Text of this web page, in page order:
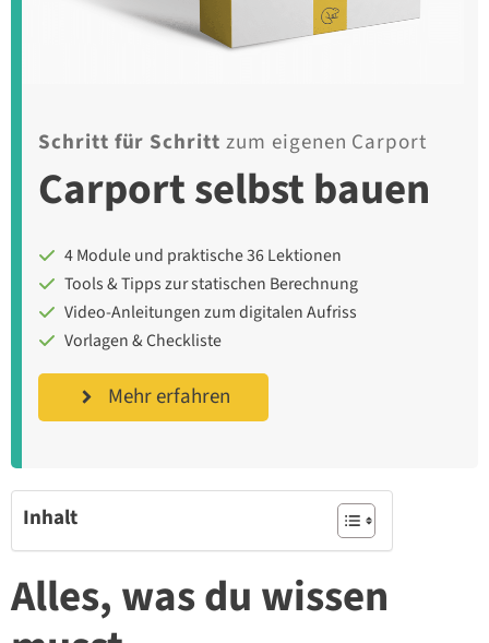
Schritt für Schritt zum eigenen Carport
Carport selbst bauen
4 Module und praktische 36 Lektionen
Tools & Tipps zur statischen Berechnung
Video-Anleitungen zum digitalen Aufriss
Vorlagen & Checkliste
Mehr erfahren
Inhalt
Alles, was du wissen